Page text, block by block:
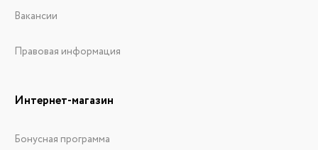
Вакансии
Правовая информация
Интернет-магазин
Бонусная программа